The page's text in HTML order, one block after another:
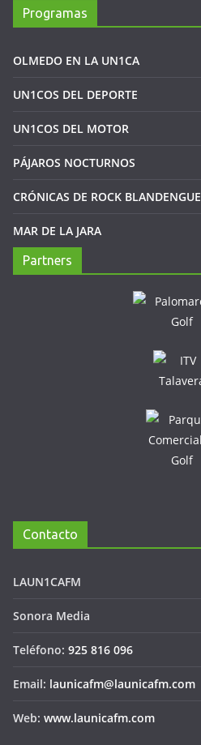
Programas
OLMEDO EN LA UN1CA
UN1COS DEL DEPORTE
UN1COS DEL MOTOR
PÁJAROS NOCTURNOS
CRÓNICAS DE ROCK BLANDENGUE
MAR DE LA JARA
Partners
Contacto
LAUN1CAFM
Sonora Media
Teléfono: 925 816 096
Email: launicafm@launicafm.com
Web: www.launicafm.com